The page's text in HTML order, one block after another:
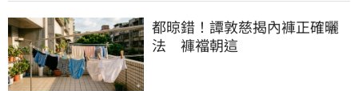
都晾錯！譚敦慈揭內褲正確曬
法　褲襠朝這